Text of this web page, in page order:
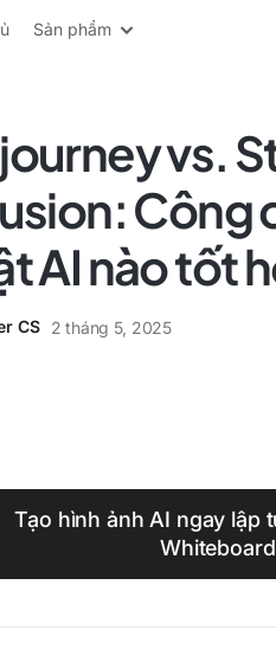
Sản phẩm
vs.
Công
AI nào tốt
CS 2 tháng 5, 2025
Tạo hình ảnh AI ngay lập